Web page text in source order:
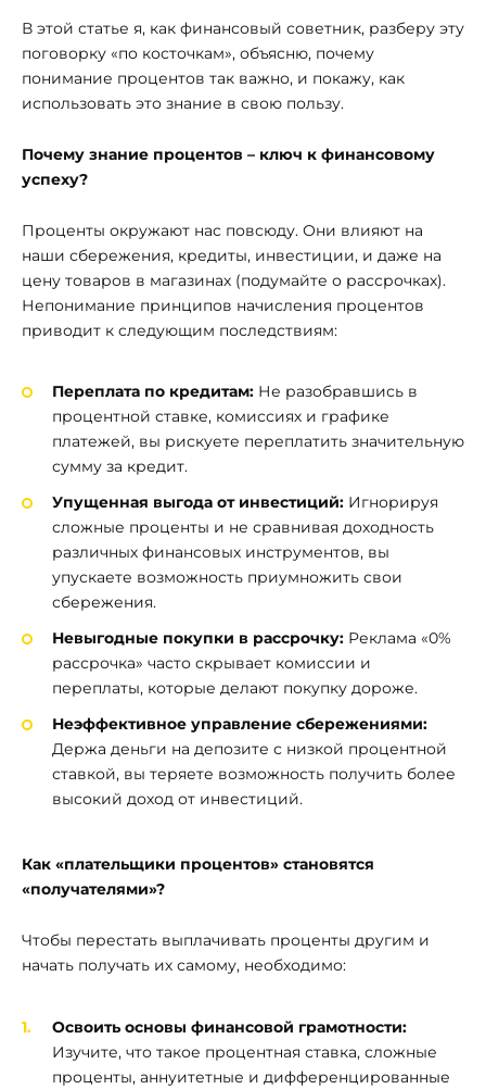
В этой статье я, как финансовый советник, разберу эту
поговорку «по косточкам», объясню, почему
понимание процентов так важно, и покажу, как
использовать это знание в свою пользу.
Почему знание процентов – ключ к финансовому
успеху?
Проценты окружают нас повсюду. Они влияют на
наши сбережения, кредиты, инвестиции, и даже на
цену товаров в магазинах (подумайте о рассрочках).
Непонимание принципов начисления процентов
приводит к следующим последствиям:
Переплата по кредитам: Не разобравшись в
процентной ставке, комиссиях и графике
платежей, вы рискуете переплатить значительную
сумму за кредит.
Упущенная выгода от инвестиций: Игнорируя
сложные проценты и не сравнивая доходность
различных финансовых инструментов, вы
упускаете возможность приумножить свои
сбережения.
Невыгодные покупки в рассрочку: Реклама «0%
рассрочка» часто скрывает комиссии и
переплаты, которые делают покупку дороже.
Неэффективное управление сбережениями:
Держа деньги на депозите с низкой процентной
ставкой, вы теряете возможность получить более
высокий доход от инвестиций.
Как «плательщики процентов» становятся
«получателями»?
Чтобы перестать выплачивать проценты другим и
начать получать их самому, необходимо:
Освоить основы финансовой грамотности:
Изучите, что такое процентная ставка, сложные
проценты, аннуитетные и дифференцированные